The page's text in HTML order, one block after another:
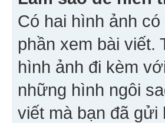
Có hai hình ảnh
phần xem bài viết.
hình ảnh đi kèm
những hình ngôi
viết mà bạn đã